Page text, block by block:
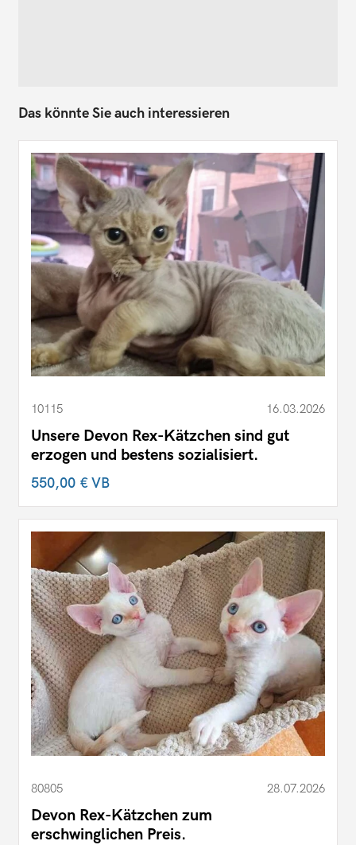
Das könnte Sie auch interessieren
10115 16.03.2026
Unsere Devon Rex-Kätzchen sind gut
erzogen und bestens sozialisiert.
550,00 €VB
80805 28.07.2026
Devon Rex-Kätzchen zum
erschwinglichen Preis.